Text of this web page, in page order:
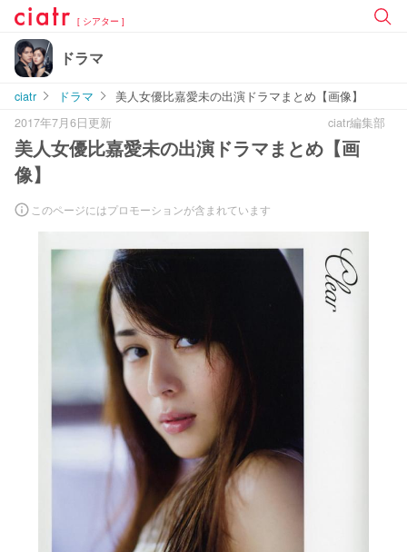
[ シアター ]
ドラマ
ciatr ドラマ
美人女優比嘉愛未の出演ドラマまとめ【画像】
2017年7月6日更新
ciatr編集部
美人女優比嘉愛未の出演ドラマまとめ【画
像】
このページにはプロモーションが含まれています